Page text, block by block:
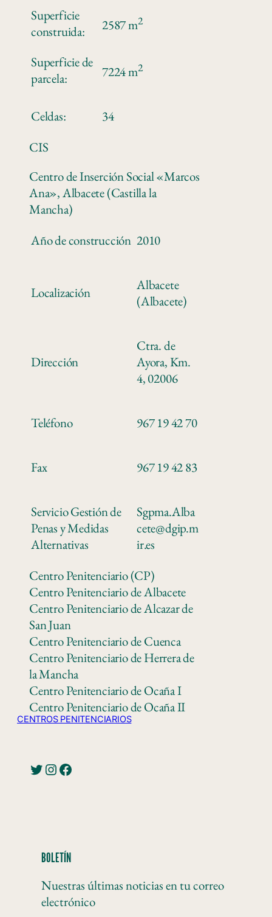
Superficie
construida:
2587 m2
Superficie de
parcela:
7224 m2
Celdas:
34
CIS
Centro de Inserción Social «Marcos
Ana», Albacete (Castilla la
Mancha)
Año de construcción 2010
Localización
Albacete
(Albacete)
Dirección
Ctra. de
Ayora, Km.
4, 02006
Teléfono 967 19 42 70
Fax 967 19 42 83
Servicio Gestión de
Penas y Medidas
Alternativas
Sgpma.Alba
cete@dgip.m
ir.es
Centro Penitenciario (CP)
Centro Penitenciario de Albacete
Centro Penitenciario de Alcazar de
San Juan
Centro Penitenciario de Cuenca
Centro Penitenciario de Herrera de
la Mancha
Centro Penitenciario de Ocaña I
Centro Penitenciario de Ocaña II
CENTROS PENITENCIARIOS
BOLETÍN
Nuestras últimas noticias en tu correo
electrónico